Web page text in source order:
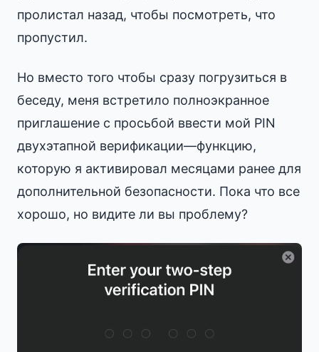
пролистал назад, чтобы посмотреть, что
пропустил.
Но вместо того чтобы сразу погрузиться в
беседу, меня встретило полноэкранное
приглашение с просьбой ввести мой PIN
двухэтапной верификации—функцию,
которую я активировал месяцами ранее для
дополнительной безопасности. Пока что все
хорошо, но видите ли вы проблему?